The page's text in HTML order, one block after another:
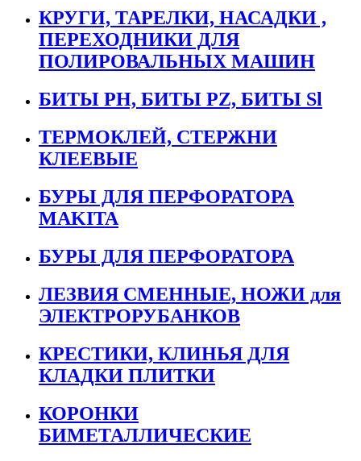
КРУГИ, ТАРЕЛКИ, НАСАДКИ ,
ПЕРЕХОДНИКИ ДЛЯ
ПОЛИРОВАЛЬНЫХ МАШИН
БИТЫ PH, БИТЫ PZ, БИТЫ Sl
ТЕРМОКЛЕЙ, СТЕРЖНИ
КЛЕЕВЫЕ
БУРЫ ДЛЯ ПЕРФОРАТОРА
MAKITA
БУРЫ ДЛЯ ПЕРФОРАТОРА
ЛЕЗВИЯ СМЕННЫЕ, НОЖИ для
ЭЛЕКТРОРУБАНКОВ
КРЕСТИКИ, КЛИНЬЯ ДЛЯ
КЛАДКИ ПЛИТКИ
КОРОНКИ
БИМЕТАЛЛИЧЕСКИЕ